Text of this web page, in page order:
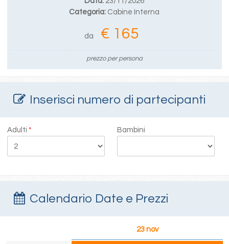
Categoria: Cabine Interna
da € 165
prezzo per persona
Inserisci numero di partecipanti
Adulti* Bambini
Calendario Date e Prezzi
23 nov